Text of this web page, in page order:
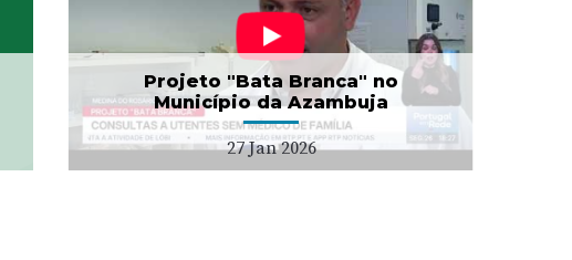
Projeto "Bata Branca" no
Município da Azambuja
27 Jan 2026